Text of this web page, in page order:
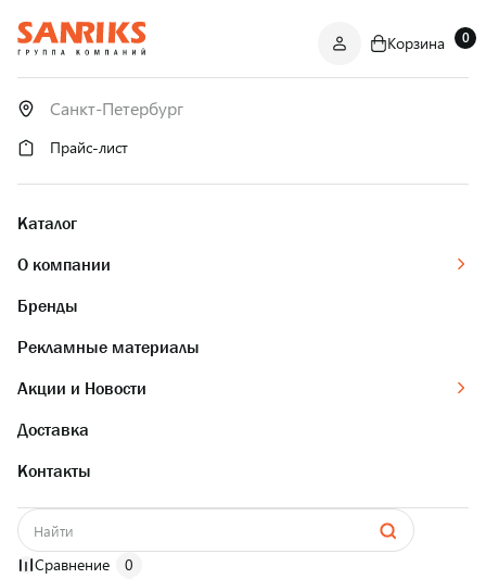
ОПТОМ
И В РОЗНИЦУ
Корзина 0
Прайс-лист
Каталог
О компании
Бренды
Рекламные материалы
Акции и Новости
Доставка
Контакты
Сравнение
0